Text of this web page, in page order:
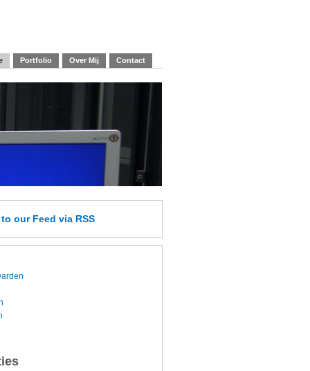
Portfolio Over Mij Contact
to our Feed via RSS